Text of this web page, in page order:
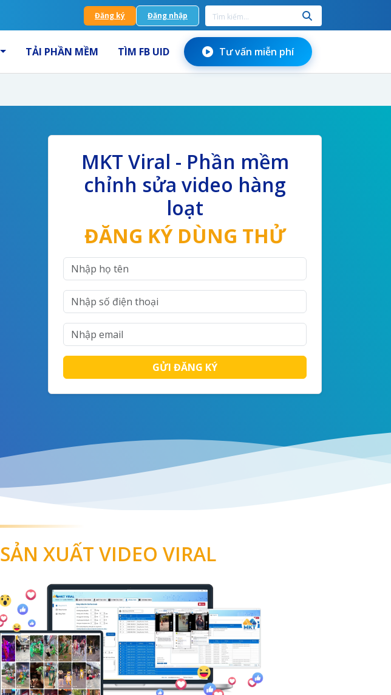
Đăng ký Đăng nhập
TẢI PHẦN MỀM TÌM FB UID Tư vấn miễn phí
MKT Viral - Phần mềm
chỉnh sửa video hàng
loạt
ĐĂNG KÝ DÙNG THỬ
GỬI ĐĂNG KÝ
SẢN XUẤT VIDEO VIRAL